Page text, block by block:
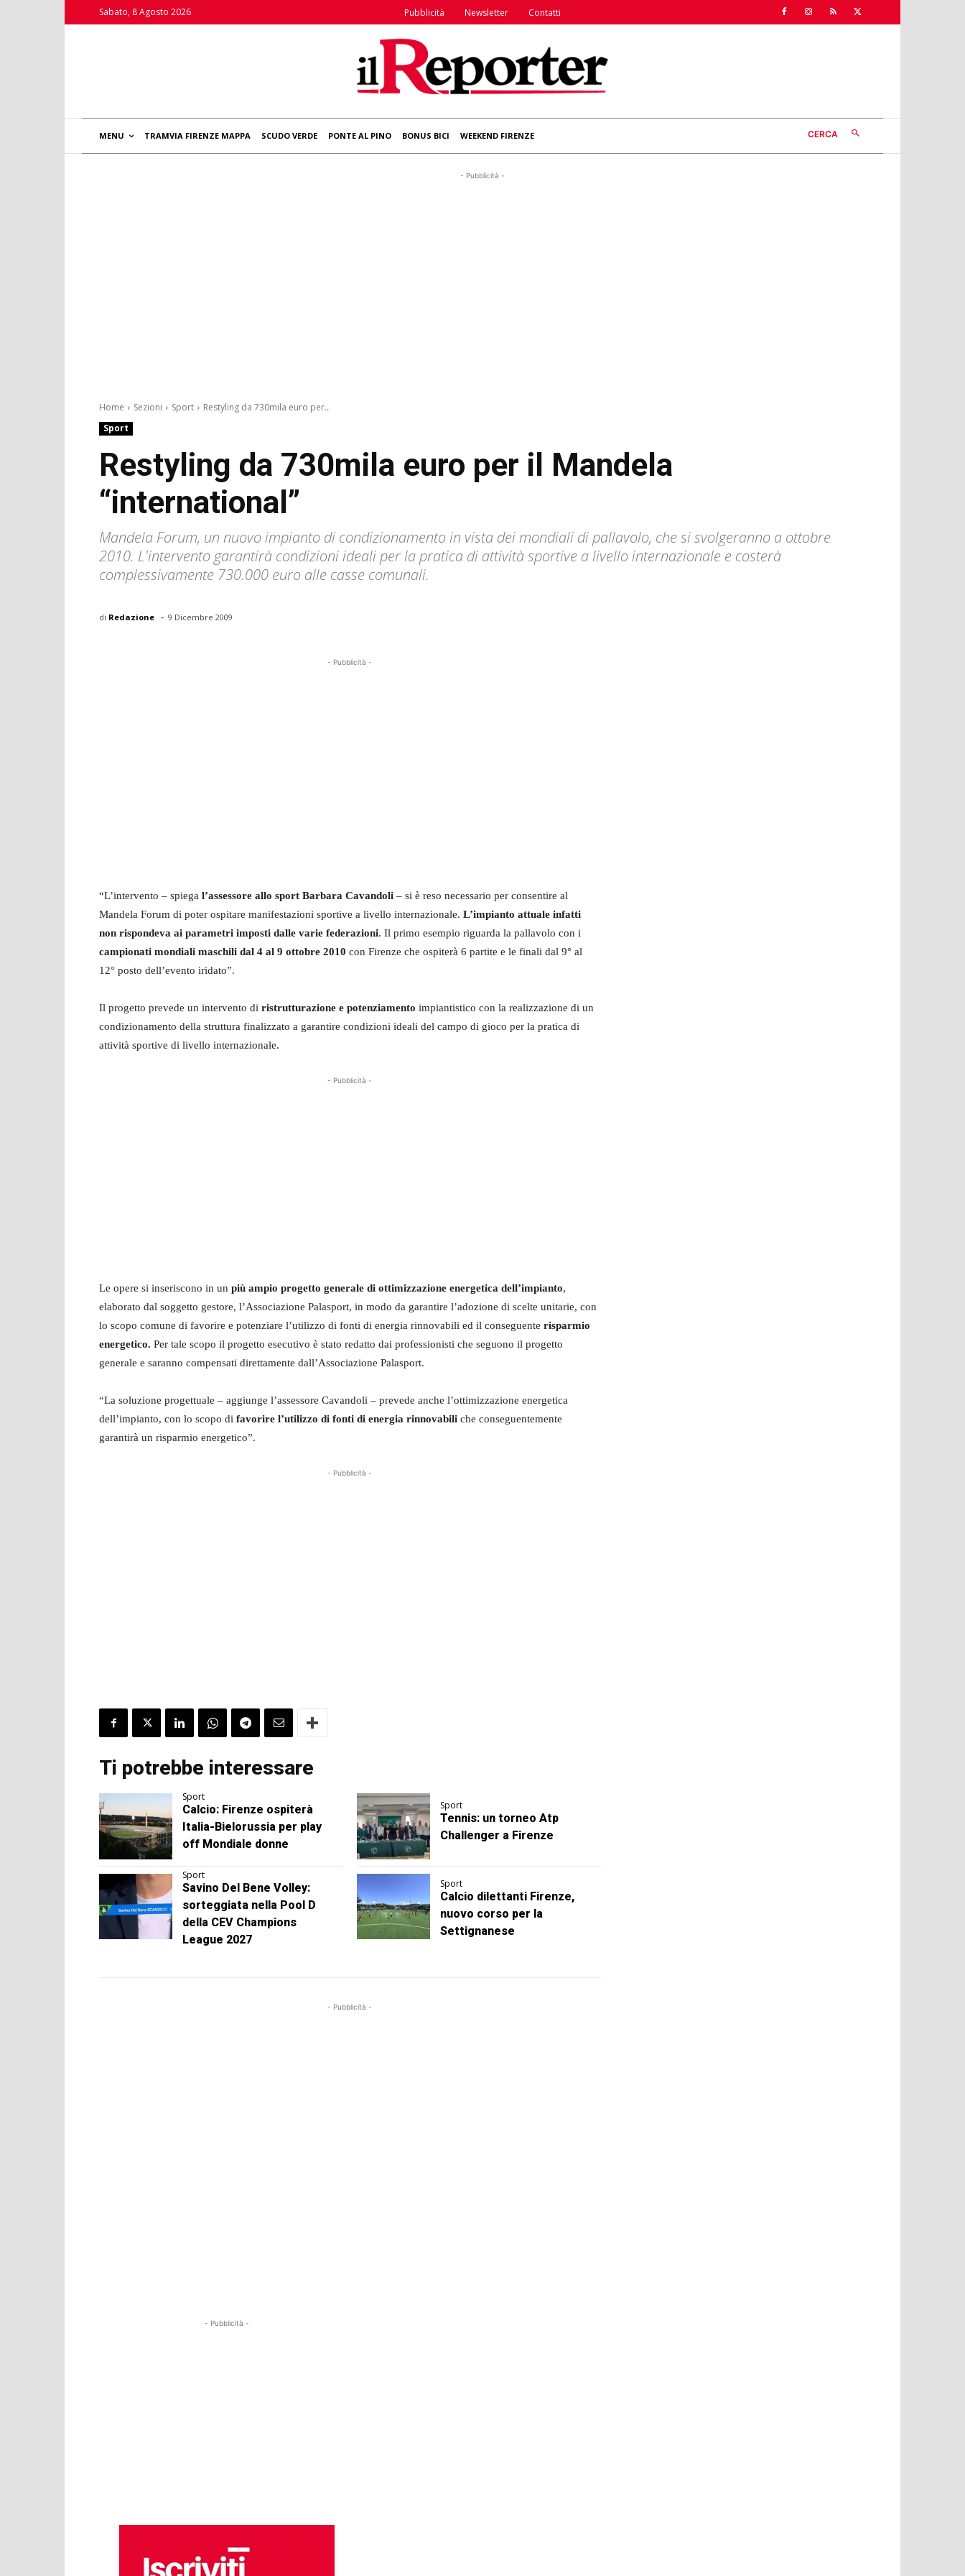
Sabato, 8 Agosto 2026 Pubblicità Newsletter Contatti
MENU TRAMVIA FIRENZE MAPPA SCUDO VERDE PONTE AL PINO BONUS BICI WEEKEND FIRENZE CERCA
- Pubblicità -
Home Sezioni Sport
Restyling da 730mila euro per...
Sport
Restyling da 730mila euro per il Mandela
“international”
Mandela Forum, un nuovo impianto di condizionamento in vista dei mondiali di pallavolo, che si svolgeranno a ottobre
2010. L'intervento garantirà condizioni ideali per la pratica di attività sportive a livello internazionale e costerà
complessivamente 730.000 euro alle casse comunali.
di Redazione - 9 Dicembre 2009
- Pubblicità -
“L’intervento – spiega l’assessore allo sport Barbara Cavandoli – si è reso necessario per consentire al
Mandela Forum di poter ospitare manifestazioni sportive a livello internazionale. L’impianto attuale infatti
non rispondeva ai parametri imposti dalle varie federazioni. Il primo esempio riguarda la pallavolo con i
campionati mondiali maschili dal 4 al 9 ottobre 2010 con Firenze che ospiterà 6 partite e le finali dal 9° al
12° posto dell’evento iridato”.
Il progetto prevede un intervento di ristrutturazione e potenziamento impiantistico con la realizzazione di un
condizionamento della struttura finalizzato a garantire condizioni ideali del campo di gioco per la pratica di
attività sportive di livello internazionale.
- Pubblicità -
Le opere si inseriscono in un più ampio progetto generale di ottimizzazione energetica dell’impianto,
elaborato dal soggetto gestore, l’Associazione Palasport, in modo da garantire l’adozione di scelte unitarie, con
lo scopo comune di favorire e potenziare l’utilizzo di fonti di energia rinnovabili ed il conseguente risparmio
energetico. Per tale scopo il progetto esecutivo è stato redatto dai professionisti che seguono il progetto
generale e saranno compensati direttamente dall’Associazione Palasport.
“La soluzione progettuale – aggiunge l’assessore Cavandoli – prevede anche l’ottimizzazione energetica
dell’impianto, con lo scopo di favorire l’utilizzo di fonti di energia rinnovabili che conseguentemente
garantirà un risparmio energetico”.
- Pubblicità -
Ti potrebbe interessare
Sport
Calcio: Firenze ospiterà
Italia-Bielorussia per play
off Mondiale donne
Sport
Tennis: un torneo Atp
Challenger a Firenze
Sport
Savino Del Bene Volley:
sorteggiata nella Pool D
della CEV Champions
League 2027
Sport
Calcio dilettanti Firenze,
nuovo corso per la
Settignanese
- Pubblicità -
- Pubblicità -